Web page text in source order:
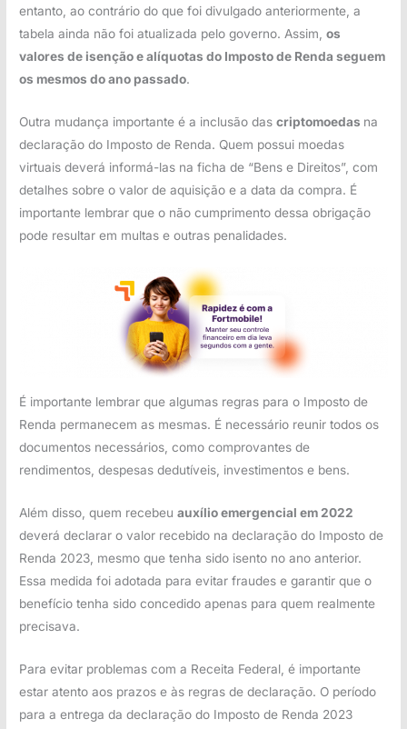
entanto, ao contrário do que foi divulgado anteriormente, a
tabela ainda não foi atualizada pelo governo. Assim,os
valores de isenção e alíquotas do Imposto de Renda seguem
os mesmos do ano passado.
Outra mudança importante é a inclusão dascriptomoedas na
declaração do Imposto de Renda. Quem possui moedas
virtuais deverá informá-las na ficha de “Bens e Direitos”, com
detalhes sobre o valor de aquisição e a data da compra. É
importante lembrar que o não cumprimento dessa obrigação
pode resultar em multas e outras penalidades.
É importante lembrar que algumas regras para o Imposto de
Renda permanecem as mesmas. É necessário reunir todos os
documentos necessários, como comprovantes de
rendimentos, despesas dedutíveis, investimentos e bens.
Além disso, quem recebeuauxílio emergencial em 2022
deverá declarar o valor recebido na declaração do Imposto de
Renda 2023, mesmo que tenha sido isento no ano anterior.
Essa medida foi adotada para evitar fraudes e garantir que o
benefício tenha sido concedido apenas para quem realmente
precisava.
Para evitar problemas com a Receita Federal, é importante
estar atento aos prazos e às regras de declaração. O período
para a entrega da declaração do Imposto de Renda 2023